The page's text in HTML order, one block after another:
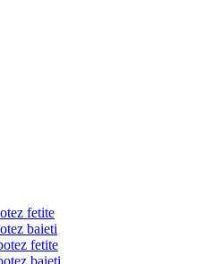
fetite
baieti
fetite